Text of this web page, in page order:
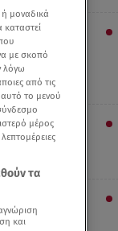
μοναδικά
με σκοπό
λόγω
από τις
αυτό το μενού
μέρος
τα
και